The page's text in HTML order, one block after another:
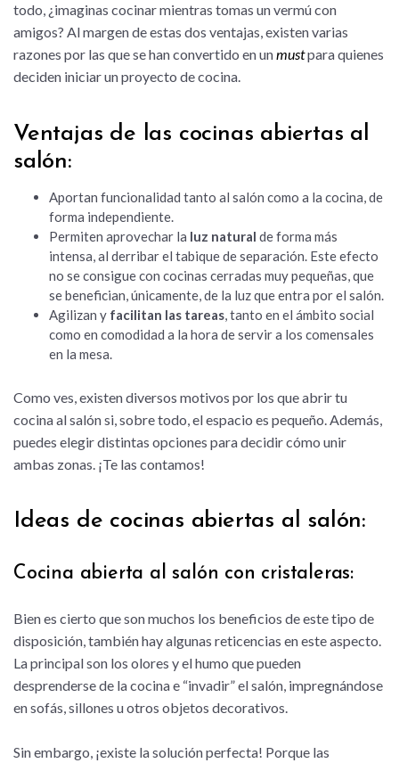
todo, ¿imaginas cocinar mientras tomas un vermú con
amigos? Al margen de estas dos ventajas, existen varias
razones por las que se han convertido en unmustpara quienes
deciden iniciar un proyecto de cocina.
Ventajas de las cocinas abiertas al
salón:
Aportan funcionalidad tanto al salón como a la cocina, de
forma independiente.
Permiten aprovechar la luz natural de forma más
intensa, al derribar el tabique de separación. Este efecto
no se consigue con cocinas cerradas muy pequeñas, que
se benefician, únicamente, de la luz que entra por el salón.
Agilizan y facilitan las tareas , tanto en el ámbito social
como en comodidad a la hora de servir a los comensales
en la mesa.
Como ves, existen diversos motivos por los que abrir tu
cocina al salón si, sobre todo, el espacio es pequeño. Además,
puedes elegir distintas opciones para decidir cómo unir
ambas zonas. ¡Te las contamos!
Ideas de cocinas abiertas al salón:
Cocina abierta al salón con cristaleras:
Bien es cierto que son muchos los beneficios de este tipo de
disposición, también hay algunas reticencias en este aspecto.
La principal son los olores y el humo que pueden
desprenderse de la cocina e “invadir” el salón, impregnándose
en sofás, sillones u otros objetos decorativos.
Sin embargo, ¡existe la solución perfecta! Porque las